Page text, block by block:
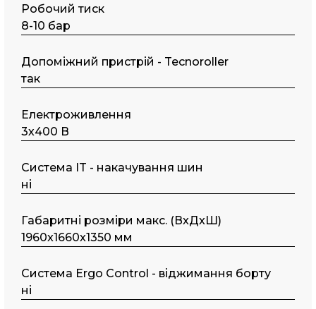
Робочий тиск
8-10 бар
Допоміжний пристрій - Tecnoroller
так
Електроживлення
3х400 В
Система IT - накачування шин
ні
Габаритні розміри макс. (ВxДxШ)
1960x1660x1350 мм
Система Ergo Control - віджимання борту
ні